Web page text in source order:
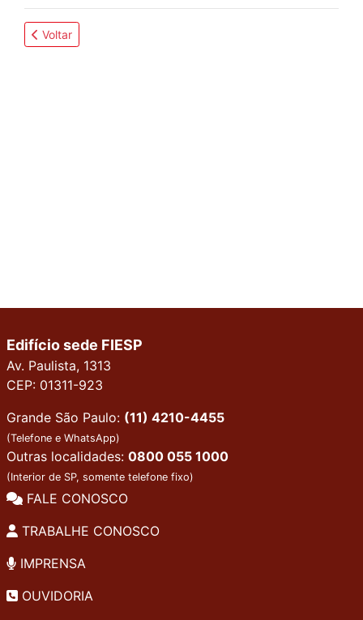
Voltar
Edifício sede FIESP
Av. Paulista, 1313
CEP: 01311-923
Grande São Paulo: (11) 4210-4455
(Telefone e WhatsApp)
Outras localidades: 0800 055 1000
(Interior de SP, somente telefone fixo)
FALE CONOSCO
TRABALHE CONOSCO
IMPRENSA
OUVIDORIA